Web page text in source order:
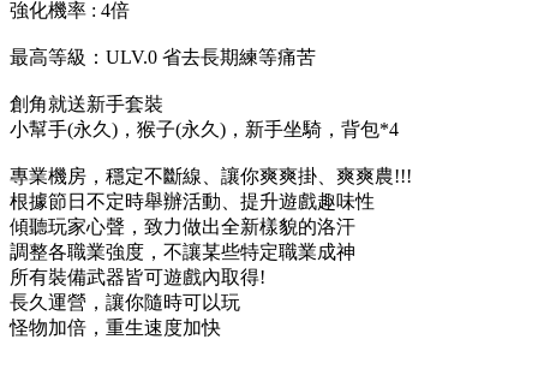
強化機率 : 4倍
最高等級：ULV.0 省去長期練等痛苦
創角就送新手套裝
小幫手(永久)，猴子(永久)，新手坐騎，背包*4
專業機房，穩定不斷線、讓你爽爽掛、爽爽農!!!
根據節日不定時舉辦活動、提升遊戲趣味性
傾聽玩家心聲，致力做出全新樣貌的洛汗
調整各職業強度，不讓某些特定職業成神
所有裝備武器皆可遊戲內取得!
長久運營，讓你隨時可以玩
怪物加倍，重生速度加快